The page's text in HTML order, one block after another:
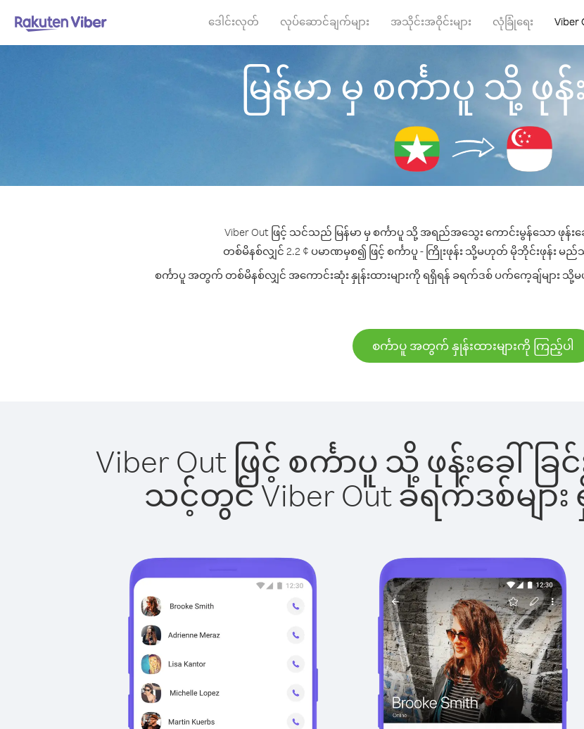
ဒေါင်းလုတ် လုပ်ဆောင်ချက်များ အသိုင်းအဝိုင်းများ လုံခြုံရေး Viber
မြန်မာ မှ စင်္ကာပူ သို့ ဖု
Viber Out ဖြင့် သင်သည် မြန်မာ မှ စင်္ကာပူ သို့ အရည်အသွေး ကောင်းမွန်သော ဖုန်
တစ်မိနစ်လျှင် 2.2 ¢ ပမာဏမှစ၍ ဖြင့် စင်္ကာပူ - ကြိုးဖုန်း သို့မဟုတ် မိုဘိုင်းဖုန်း မ
စင်္ကာပူ အတွက် တစ်မိနစ်လျှင် အကောင်းဆုံး နှုန်းထားများကို ရရှိရန် ခရက်ဒစ် ပက်ကေ့ချ်မျာ
စင်္ကာပူ အတွက် နှုန်းထားများကို ကြည့်ပါ
Viber Out ဖြင့် စင်္ကာပူ သို့ ဖုန်းခေ
သင့်တွင် Viber Out ခရက်ဒစ်မျ